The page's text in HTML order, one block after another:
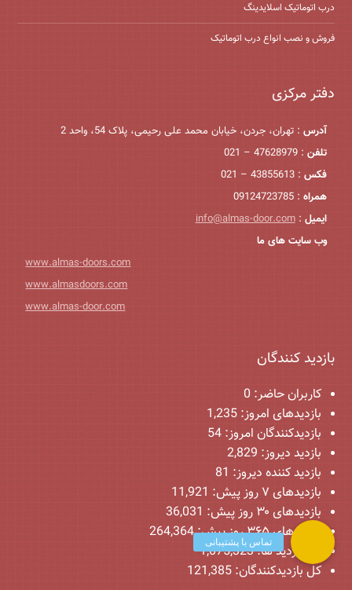
درب اتوماتیک اسلایدینگ
فروش و نصب انواع درب اتوماتیک
دفتر مرکزی
آدرس : تهران، جردن، خیابان محمد علی رحیمی، پلاک 54، واحد 2
تلفن : 47628979 – 021
فکس : 43855613 – 021
همراه : 09124723785
ایمیل :
info@almas-door.com
وب سایت های ما
www.almas-doors.com
www.almasdoors.com
www.almas-door.com
بازدید کنندگان
کاربران حاضر: 0
بازدیدهای امروز:1,235
بازدیدکنندگان امروز:54
بازدید دیروز: 2,829
بازدید کننده دیروز: 81
بازدیدهای ۷ روز پیش:
11,921
بازدیدهای ۳۰ روز پیش:
36,031
بازدیدهای ۳۶۵ روز پیش:
264,364
کل بازدید ها:1,075,323
کل بازدیدکنند‌گان:121,385